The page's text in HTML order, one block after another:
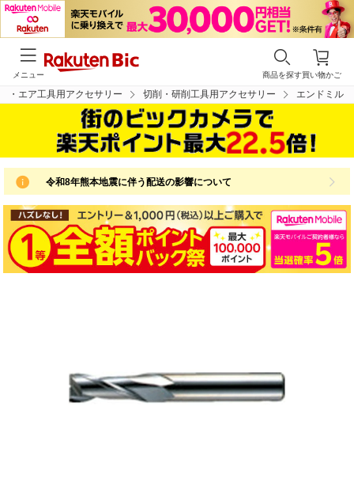
買い物かご
商品を探す
メニュー
・エア工具用アクセサリー 切削・研削工具用アクセサリー エンドミル
令和8年熊本地震に伴う配送の影響について